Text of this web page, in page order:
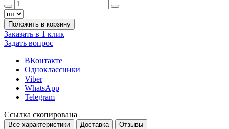
Положить в корзину
Заказать в 1 клик
Задать вопрос
ВКонтакте
Одноклассники
Viber
WhatsApp
Telegram
Ссылка скопирована
Все характеристики Доставка Отзывы